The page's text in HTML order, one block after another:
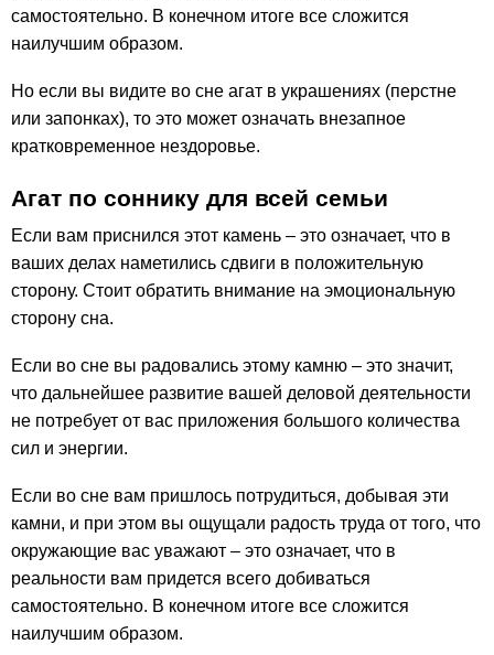
самостоятельно. В конечном итоге все сложится
наилучшим образом.
Но если вы видите во сне агат в украшениях (перстне
или запонках), то это может означать внезапное
кратковременное нездоровье.
Агат по соннику для всей семьи
Если вам приснился этот камень – это означает, что в
ваших делах наметились сдвиги в положительную
сторону. Стоит обратить внимание на эмоциональную
сторону сна.
Если во сне вы радовались этому камню – это значит,
что дальнейшее развитие вашей деловой деятельности
не потребует от вас приложения большого количества
сил и энергии.
Если во сне вам пришлось потрудиться, добывая эти
камни, и при этом вы ощущали радость труда от того, что
окружающие вас уважают – это означает, что в
реальности вам придется всего добиваться
самостоятельно. В конечном итоге все сложится
наилучшим образом.